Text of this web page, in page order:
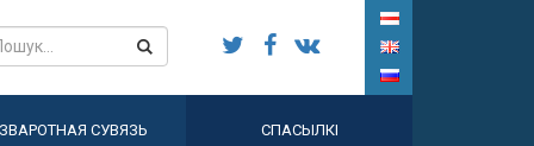
ЗВАРОТНАЯ СУВЯЗЬ СПАСЫЛКІ